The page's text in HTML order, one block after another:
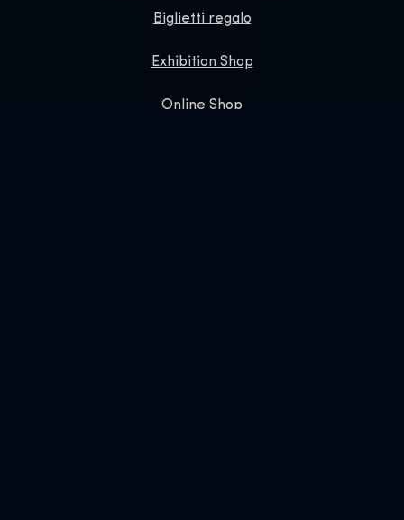
Biglietti regalo
Exhibition Shop
Online Shop